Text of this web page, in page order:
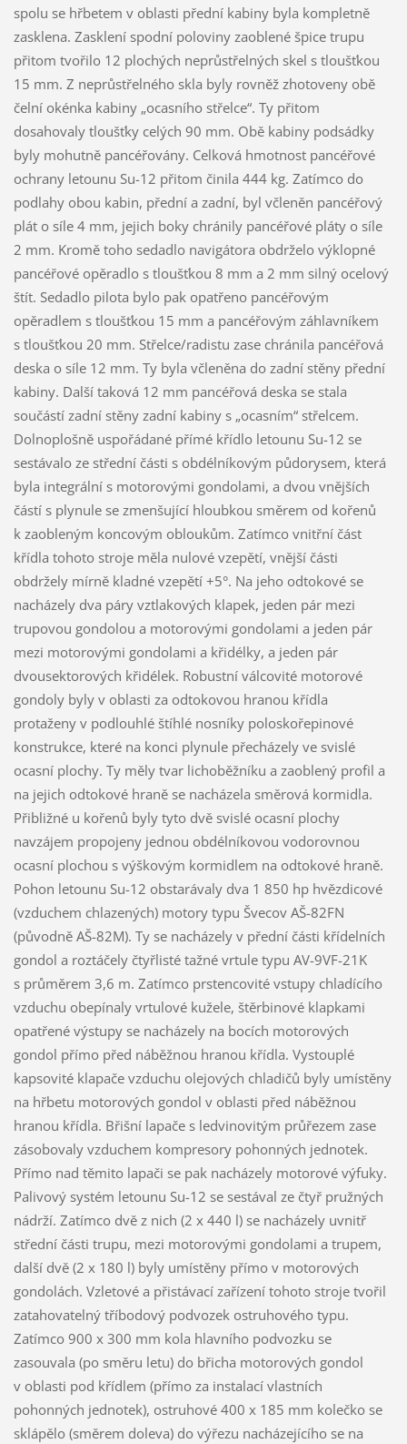
spolu se hřbetem v oblasti přední kabiny byla kompletně
zasklena. Zasklení spodní poloviny zaoblené špice trupu
přitom tvořilo 12 plochých neprůstřelných skel s tloušťkou
15 mm. Z neprůstřelného skla byly rovněž zhotoveny obě
čelní okénka kabiny „ocasního střelce“. Ty přitom
dosahovaly tloušťky celých 90 mm. Obě kabiny podsádky
byly mohutně pancéřovány. Celková hmotnost pancéřové
ochrany letounu Su-12 přitom činila 444 kg. Zatímco do
podlahy obou kabin, přední a zadní, byl včleněn pancéřový
plát o síle 4 mm, jejich boky chránily pancéřové pláty o síle
2 mm. Kromě toho sedadlo navigátora obdrželo výklopné
pancéřové opěradlo s tloušťkou 8 mm a 2 mm silný ocelový
štít. Sedadlo pilota bylo pak opatřeno pancéřovým
opěradlem s tloušťkou 15 mm a pancéřovým záhlavníkem
s tloušťkou 20 mm. Střelce/radistu zase chránila pancéřová
deska o síle 12 mm. Ty byla včleněna do zadní stěny přední
kabiny. Další taková 12 mm pancéřová deska se stala
součástí zadní stěny zadní kabiny s „ocasním“ střelcem.
Dolnoplošně uspořádané přímé křídlo letounu Su-12 se
sestávalo ze střední části s obdélníkovým půdorysem, která
byla integrální s motorovými gondolami, a dvou vnějších
částí s plynule se zmenšující hloubkou směrem od kořenů
k zaobleným koncovým obloukům. Zatímco vnitřní část
křídla tohoto stroje měla nulové vzepětí, vnější části
obdržely mírně kladné vzepětí +5°. Na jeho odtokové se
nacházely dva páry vztlakových klapek, jeden pár mezi
trupovou gondolou a motorovými gondolami a jeden pár
mezi motorovými gondolami a křidélky, a jeden pár
dvousektorových křidélek. Robustní válcovité motorové
gondoly byly v oblasti za odtokovou hranou křídla
protaženy v podlouhlé štíhlé nosníky poloskořepinové
konstrukce, které na konci plynule přecházely ve svislé
ocasní plochy. Ty měly tvar lichoběžníku a zaoblený profil a
na jejich odtokové hraně se nacházela směrová kormidla.
Přibližné u kořenů byly tyto dvě svislé ocasní plochy
navzájem propojeny jednou obdélníkovou vodorovnou
ocasní plochou s výškovým kormidlem na odtokové hraně.
Pohon letounu Su-12 obstarávaly dva 1 850 hp hvězdicové
(vzduchem chlazených) motory typu Švecov AŠ-82FN
(původně AŠ-82M). Ty se nacházely v přední části křídelních
gondol a roztáčely čtyřlisté tažné vrtule typu AV-9VF-21K
s průměrem 3,6 m. Zatímco prstencovité vstupy chladícího
vzduchu obepínaly vrtulové kužele, štěrbinové klapkami
opatřené výstupy se nacházely na bocích motorových
gondol přímo před náběžnou hranou křídla. Vystouplé
kapsovité klapače vzduchu olejových chladičů byly umístěny
na hřbetu motorových gondol v oblasti před náběžnou
hranou křídla. Břišní lapače s ledvinovitým průřezem zase
zásobovaly vzduchem kompresory pohonných jednotek.
Přímo nad těmito lapači se pak nacházely motorové výfuky.
Palivový systém letounu Su-12 se sestával ze čtyř pružných
nádrží. Zatímco dvě z nich (2 x 440 l) se nacházely uvnitř
střední části trupu, mezi motorovými gondolami a trupem,
další dvě (2 x 180 l) byly umístěny přímo v motorových
gondolách. Vzletové a přistávací zařízení tohoto stroje tvořil
zatahovatelný tříbodový podvozek ostruhového typu.
Zatímco 900 x 300 mm kola hlavního podvozku se
zasouvala (po směru letu) do břicha motorových gondol
v oblasti pod křídlem (přímo za instalací vlastních
pohonných jednotek), ostruhové 400 x 185 mm kolečko se
sklápělo (směrem doleva) do výřezu nacházejícího se na